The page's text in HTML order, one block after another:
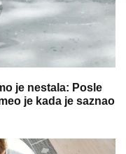
je nestala: Posle
je kada je saznao